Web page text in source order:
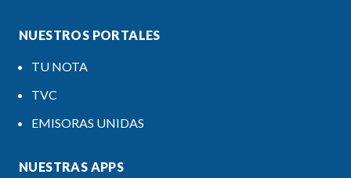
NUESTROS PORTALES
TU NOTA
TVC
EMISORAS UNIDAS
NUESTRAS APPS